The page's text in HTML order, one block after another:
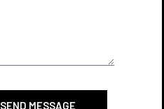
SEND MESSAGE